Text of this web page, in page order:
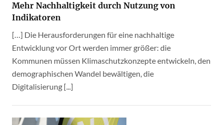
Mehr Nachhaltigkeit durch Nutzung von
Indikatoren
[…] Die Herausforderungen für eine nachhaltige
Entwicklung vor Ort werden immer größer: die
Kommunen müssen Klimaschutzkonzepte entwickeln, den
demographischen Wandel bewältigen, die
Digitalisierung [...]